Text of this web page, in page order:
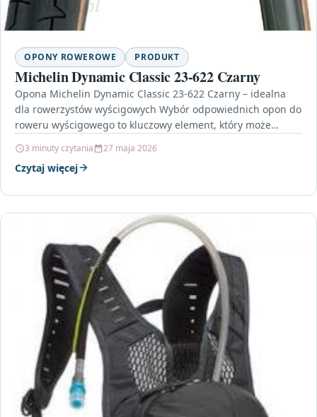
OPONY ROWEROWE PRODUKT
Michelin Dynamic Classic 23-622 Czarny
Opona Michelin Dynamic Classic 23-622 Czarny – idealna
dla rowerzystów wyścigowych Wybór odpowiednich opon do
roweru wyścigowego to kluczowy element, który może
3 minuty czytania 27 maja 2026
Czytaj więcej